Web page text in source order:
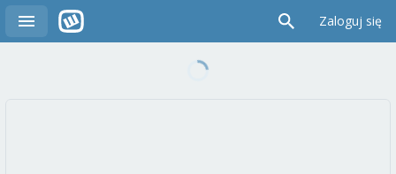
Zaloguj się